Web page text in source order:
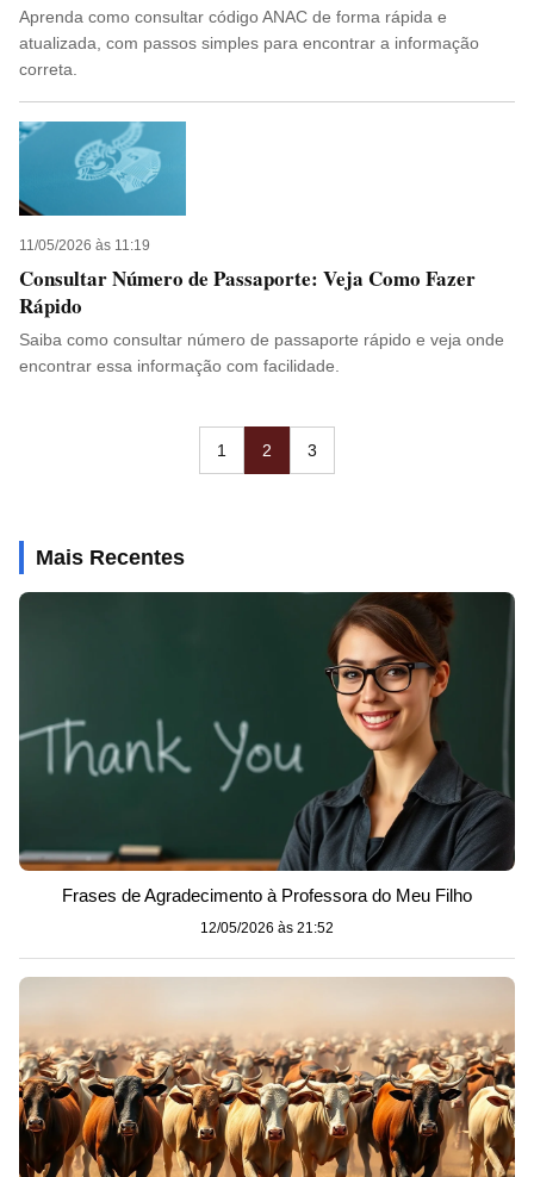
Aprenda como consultar código ANAC de forma rápida e
atualizada, com passos simples para encontrar a informação
correta.
11/05/2026 às 11:19
Consultar Número de Passaporte: Veja Como Fazer
Rápido
Saiba como consultar número de passaporte rápido e veja onde
encontrar essa informação com facilidade.
1 2 3
Mais Recentes
Frases de Agradecimento à Professora do Meu Filho
12/05/2026 às 21:52